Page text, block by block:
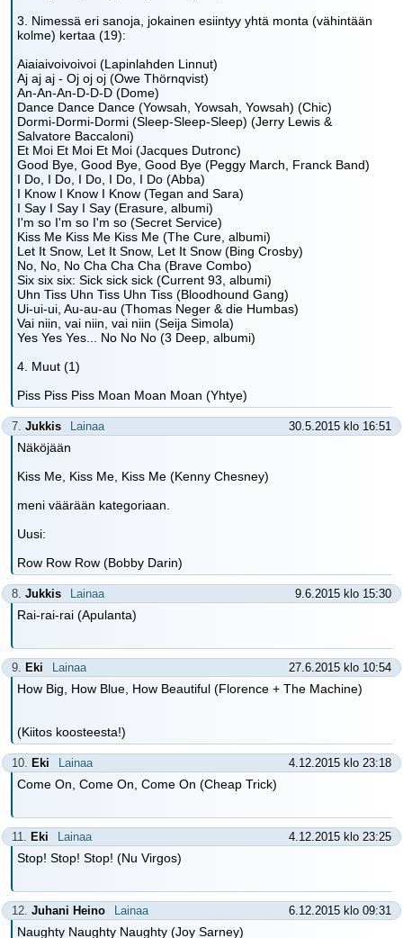
3. Nimessä eri sanoja, jokainen esiintyy yhtä monta (vähintään
kolme) kertaa (19):
Aiaiaivoivoivoi (Lapinlahden Linnut)
Aj aj aj - Oj oj oj (Owe Thörnqvist)
An-An-An-D-D-D (Dome)
Dance Dance Dance (Yowsah, Yowsah, Yowsah) (Chic)
Dormi-Dormi-Dormi (Sleep-Sleep-Sleep) (Jerry Lewis &
Salvatore Baccaloni)
Et Moi Et Moi Et Moi (Jacques Dutronc)
Good Bye, Good Bye, Good Bye (Peggy March, Franck Band)
I Do, I Do, I Do, I Do, I Do (Abba)
I Know I Know I Know (Tegan and Sara)
I Say I Say I Say (Erasure, albumi)
I'm so I'm so I'm so (Secret Service)
Kiss Me Kiss Me Kiss Me (The Cure, albumi)
Let It Snow, Let It Snow, Let It Snow (Bing Crosby)
No, No, No Cha Cha Cha (Brave Combo)
Six six six: Sick sick sick (Current 93, albumi)
Uhn Tiss Uhn Tiss Uhn Tiss (Bloodhound Gang)
Ui-ui-ui, Au-au-au (Thomas Neger & die Humbas)
Vai niin, vai niin, vai niin (Seija Simola)
Yes Yes Yes... No No No (3 Deep, albumi)
4. Muut (1)
Piss Piss Piss Moan Moan Moan (Yhtye)
7. Jukkis Lainaa 30.5.2015 klo 16:51
Näköjään
Kiss Me, Kiss Me, Kiss Me (Kenny Chesney)
meni väärään kategoriaan.
Uusi:
Row Row Row (Bobby Darin)
8. Jukkis Lainaa 9.6.2015 klo 15:30
Rai-rai-rai (Apulanta)
9. Eki Lainaa 27.6.2015 klo 10:54
How Big, How Blue, How Beautiful (Florence + The Machine)
(Kiitos koosteesta!)
10. Eki Lainaa 4.12.2015 klo 23:18
Come On, Come On, Come On (Cheap Trick)
11. Eki Lainaa 4.12.2015 klo 23:25
Stop! Stop! Stop! (Nu Virgos)
12. Juhani Heino Lainaa 6.12.2015 klo 09:31
Naughty Naughty Naughty (Joy Sarney)